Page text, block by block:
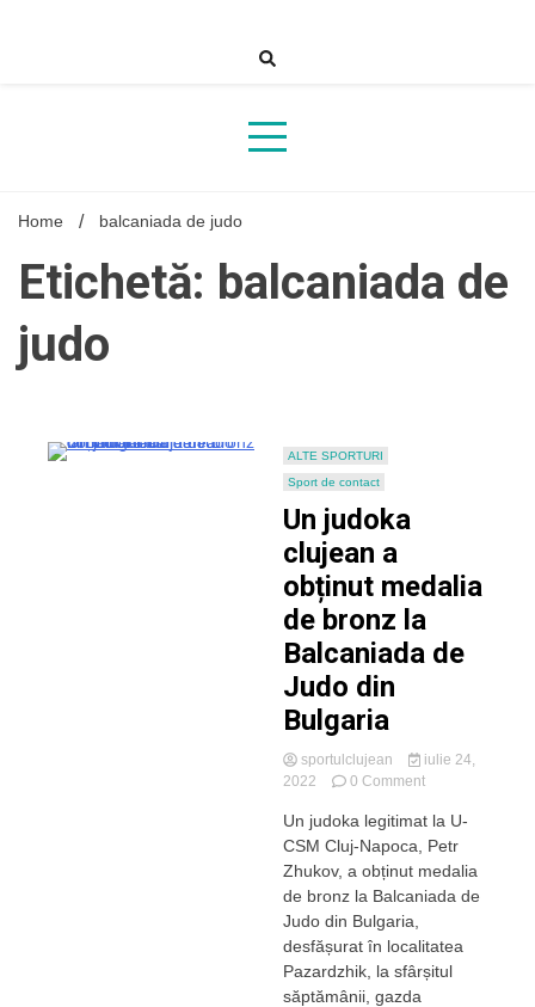
Home balcaniada de judo
Etichetă: balcaniada de
judo
ALTE SPORTURI
Sport de contact
Un judoka
clujean a
obținut medalia
de bronz la
Balcaniada de
Judo din
Bulgaria
sportulclujean
iulie 24,
2022
0 Commenton
judoka
clujean
a
obținut
bronz
la
Un judoka legitimat la U-
CSM Cluj-Napoca, Petr
Zhukov, a obținut medalia
de bronz la Balcaniada de
Judo din Bulgaria,
desfășurat în localitatea
Pazardzhik, la sfârșitul
săptămânii, gazda